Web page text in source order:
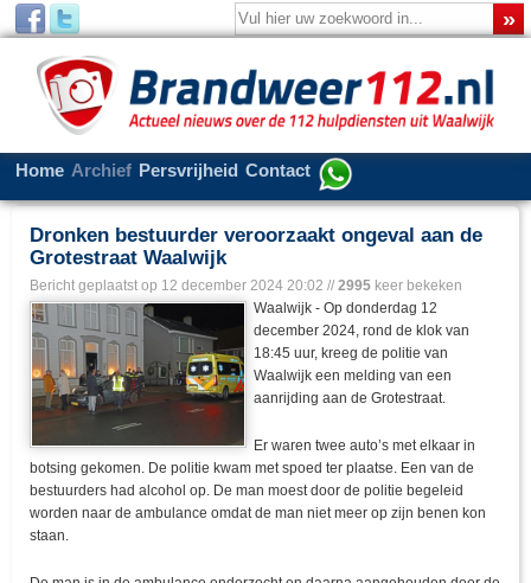
Home Archief Persvrijheid Contact
Dronken bestuurder veroorzaakt ongeval aan de
Grotestraat Waalwijk
Bericht geplaatst op 12 december 2024 20:02 // 2995 keer bekeken
Waalwijk - Op donderdag 12
december 2024, rond de klok van
18:45 uur, kreeg de politie van
Waalwijk een melding van een
aanrijding aan de Grotestraat.
Er waren twee auto’s met elkaar in
botsing gekomen. De politie kwam met spoed ter plaatse. Een van de
bestuurders had alcohol op. De man moest door de politie begeleid
worden naar de ambulance omdat de man niet meer op zijn benen kon
staan.